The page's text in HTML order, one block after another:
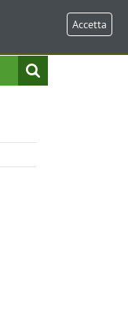
Accetta